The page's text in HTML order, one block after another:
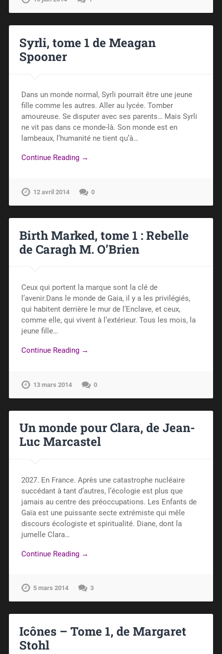
Syrli, tome 1 de Meagan
Spooner
Dans un monde normal, Syrli pourrait être une jeune
fille comme les autres. Aller au lycée. Tomber
amoureuse. Se disputer avec ses parents… Mais Syrli
ne vit pas dans ce monde-là. Son monde est en
lambeaux, l’humanité ne tient qu’à…
Continue Reading →
12 avril 2014 0
Birth Marked, tome 1 : Rebelle
de Caragh M. O’Brien
Ceux qui portent la marque sont la clé de
l’avenir.Dans le monde de Gaia, il y a les privilégiés,
qui habitent derrière le mur de l’Enclave, et ceux,
comme elle, qui vivent à l’extérieur. Tous les mois, la
jeune fille…
Continue Reading →
13 mars 2014 0
Un monde pour Clara, de Jean-
Luc Marcastel
2027. En France. Après une catastrophe nucléaire
succédant à tant d’autres, l’écologie est plus que
jamais au centre des préoccupations. Les Enfants de
Gaïa est une puissante secte extrémiste qui mêle
discours écologiste et spiritualité. Diane, dont la
jumelle Clara…
Continue Reading →
5 mars 2014 3
Icônes – Tome 1, de Margaret
Stohl